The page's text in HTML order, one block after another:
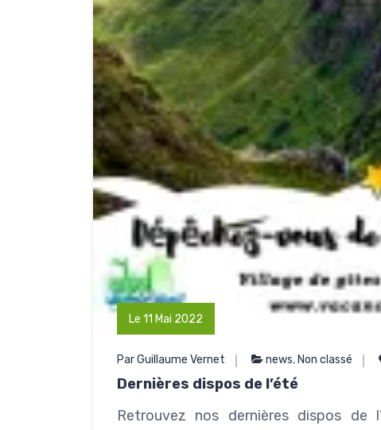
Le 11 Mai 2022
Par Guillaume Vernet news, Non classé
Dernières dispos de l’été
Retrouvez nos dernières dispos de